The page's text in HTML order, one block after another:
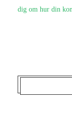
dig om hur din